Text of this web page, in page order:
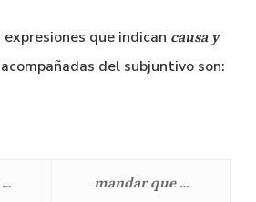
que indican causa y
del subjuntivo son:
…
mandar que …